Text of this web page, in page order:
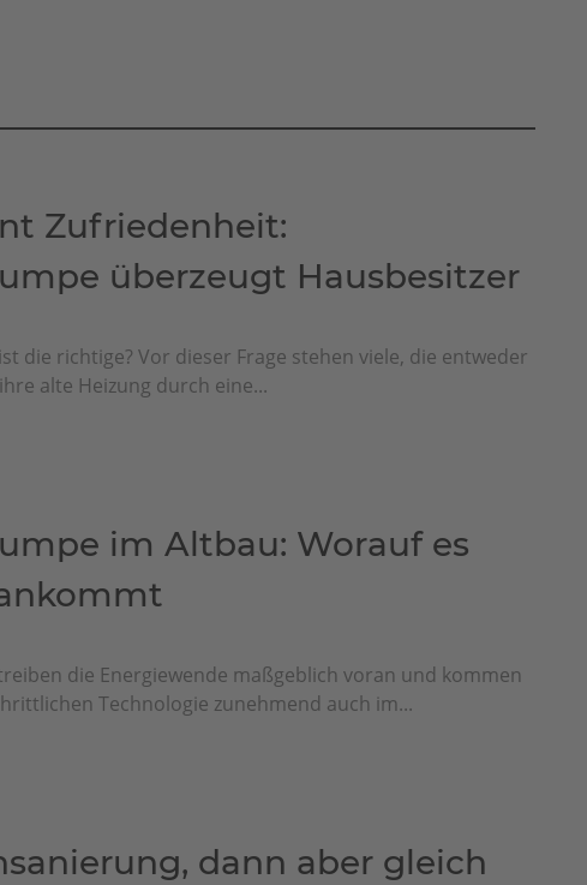
Zufriedenheit:
überzeugt Hausbesitzer
die richtige? Vor dieser Frage stehen viele, die entweder
alte Heizung durch eine...
im Altbau: Worauf es
die Energiewende maßgeblich voran und kommen
Technologie zunehmend auch im...
dann aber gleich